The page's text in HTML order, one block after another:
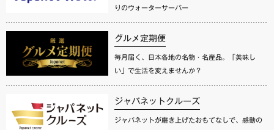
りのウォーターサーバー
グルメ定期便
毎月届く、日本各地の名物・名産品。「美味し
い」で生活を変えませんか？
ジャパネットクルーズ
ジャパネットが磨き上げたおもてなしで、感動の